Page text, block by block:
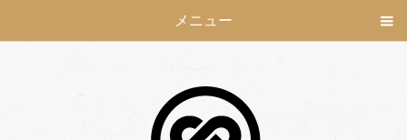
メニュー